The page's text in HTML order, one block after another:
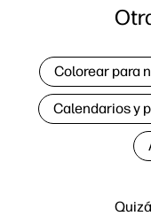
Colorear para
Calendarios y